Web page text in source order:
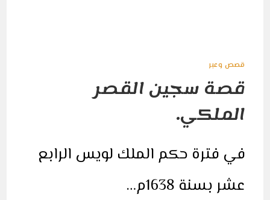
قصص وعبر
قصة سجين القصر
الملكي.
في فترة حكم الملك لويس الرابع
عشر بسنة 1638م…